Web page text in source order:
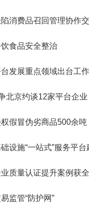
消费品召回管理协作
食品安全整治
发展重点领域出台工
北京约谈12家平台企业
假冒伪劣商品500余吨
设施“一站式”服务平
质量认证提升案例获
监管“防护网”